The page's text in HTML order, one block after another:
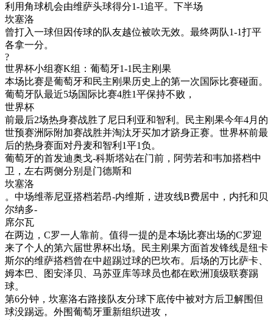
利用角球机会由维萨头球得分1-1追平。下半场
坎塞洛
曾打入一球但因传球的队友越位被吹无效。最终两队1-1打平
各拿一分。
?
世界杯小组赛K组：葡萄牙1-1民主刚果
本场比赛是葡萄牙和民主刚果历史上的第一次国际比赛碰面。
葡萄牙队最近5场国际比赛4胜1平保持不败，
世界杯
前最后2场热身赛战胜了尼日利亚和智利。民主刚果今年4月的
世预赛洲际附加赛战胜并淘汰牙买加才跻身正赛。世界杯前最
后的热身赛面对丹麦和智利1平1负。
葡萄牙的首发迪奥戈-科斯塔站在门前，阿劳若和韦加搭档中
卫，左右两侧分别是门德斯和
坎塞洛
。中场维蒂尼亚搭档若昂-内维斯，进攻线B费居中，内托和贝
尔纳多-
席尔瓦
在两边，C罗一人靠前。值得一提的是本场比赛出场的C罗迎
来了个人的第六届世界杯出场。民主刚果方面首发锋线是纽卡
斯尔的维萨搭档曾在中超踢过球的巴坎布。后场的万比萨卡、
姆本巴、图安泽贝、马苏亚库等球员也都在欧洲顶级联赛踢
球。
第6分钟，坎塞洛右路接队友分球下底传中被对方后卫解围但
球没踢远。外围葡萄牙重新组织进攻，